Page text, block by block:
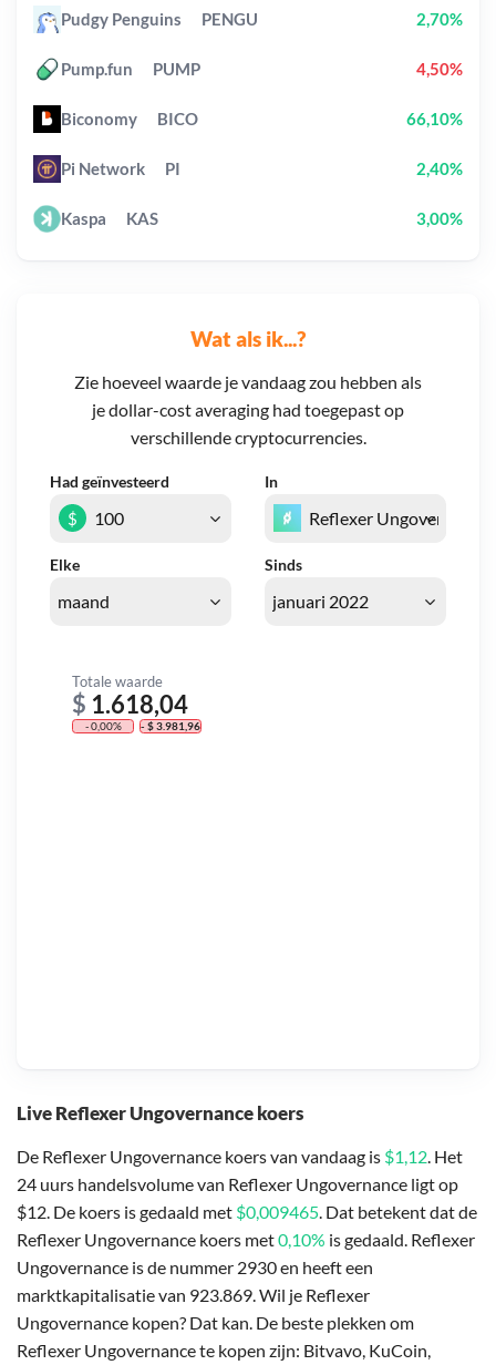
Live Reflexer Ungovernance koers
De Reflexer Ungovernance koers van vandaag is $1,12. Het
24 uurs handelsvolume van Reflexer Ungovernance ligt op
$12. De koers is gedaald met $0,009465. Dat betekent dat de
Reflexer Ungovernance koers met0,10% is gedaald. Reflexer
Ungovernance is de nummer 2930 en heeft een
marktkapitalisatie van 923.869. Wil je Reflexer
Ungovernance kopen? Dat kan. De beste plekken om
Reflexer Ungovernance te kopen zijn: Bitvavo, KuCoin,
Wat als ik...?
Zie hoeveel waarde je vandaag zou hebben als
je dollar-cost averaging had toegepast op
verschillende cryptocurrencies.
Had geïnvesteerd In
Elke Sinds
$
Totale waarde
$ 1.618,04
- 0,00% - $ 3.981,96
Pudgy Penguins PENGU 2,70%
Pump.fun PUMP 4,50%
Biconomy BICO 66,10%
Pi Network PI 2,40%
Kaspa KAS 3,00%